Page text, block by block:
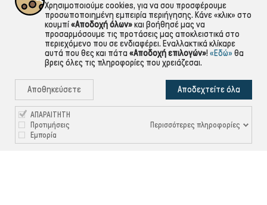
Χρησιμοποιούμε cookies, για να σου προσφέρουμε
προσωποποιημένη εμπειρία περιήγησης. Κάνε «κλικ» στο
κουμπί«Αποδοχή όλων»και βοήθησέ μας να
προσαρμόσουμε τις προτάσεις μας αποκλειστικά στο
περιεχόμενο που σε ενδιαφέρει. Εναλλακτικά κλίκαρε
αυτά που θες και πάτα «Αποδοχή επιλογών»! «Εδώ» θα
βρεις όλες τις πληροφορίες που χρειάζεσαι.
Αποθηκεύσετε Αποδεχτείτε όλα
ΑΠΑΡΑΙΤΗΤΗ
Προτιμήσεις
Εμπορία
Περισσότερες πληροφορίες